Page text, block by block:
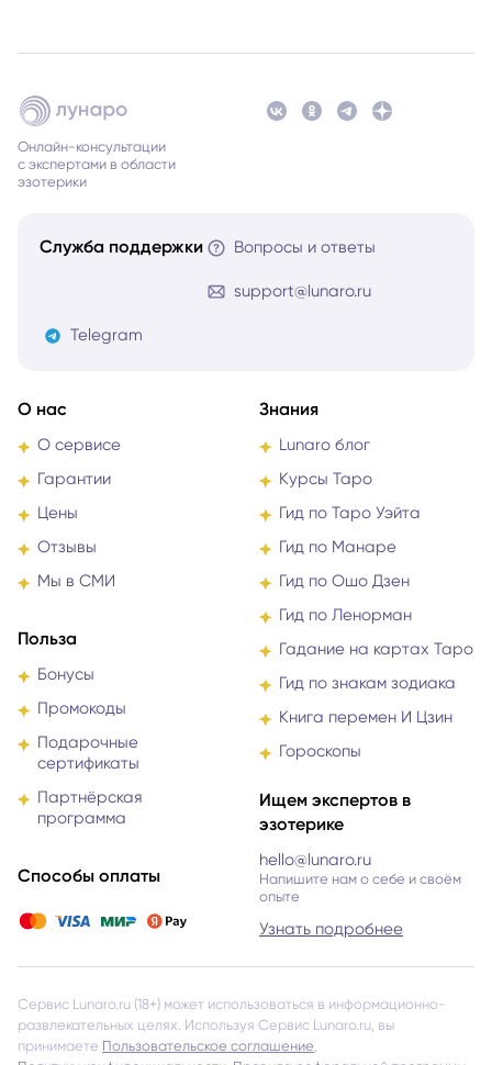
Онлайн-консультации
с экспертами в области
эзотерики
Служба поддержки Вопросы и ответы
support@lunaro.ru
Telegram
О нас
О сервисе
Гарантии
Цены
Отзывы
Мы в СМИ
Польза
Бонусы
Промокоды
Подарочные
сертификаты
Партнёрская
программа
Способы оплаты
Знания
Lunaro блог
Курсы Таро
Гид по Таро Уэйта
Гид по Манаре
Гид по Ошо Дзен
Гид по Ленорман
Гадание на картах Таро
Гид по знакам зодиака
Книга перемен И Цзин
Гороскопы
Ищем экспертов в
эзотерике
hello@lunaro.ru
Напишите нам о себе и своём
опыте
Узнать подробнее
Сервис Lunaro.ru (18+) может использоваться в информационно-
развлекательных целях. Используя Сервис Lunaro.ru, вы
принимаете Пользовательское соглашение